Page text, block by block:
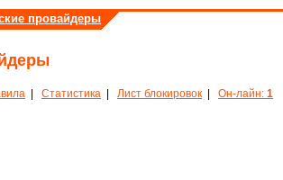
провайдеры
Статистика Лист блокировок Он-лайн: 1